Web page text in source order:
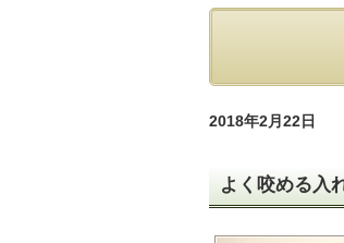
2018年2月22日
よく咬める入